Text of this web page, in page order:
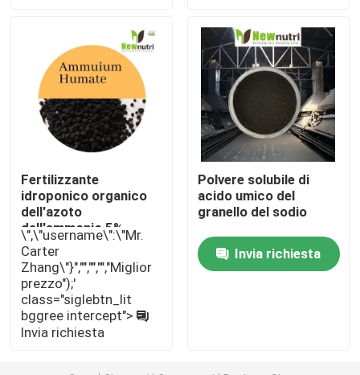
Fertilizzante dell'umato del potassio
Fertilizzante della polvere dell'estratto dell'alga
Acido umico del sodio
Polvere composta dell'aminoacido
Fertilizzante di acido umico
Fertilizzante
idroponico organico
dell'azoto
dell'ammonio 5%
\",\"username\":\"Mr.
Carter
Zhang\"}","","","","Miglior
prezzo");'
class="siglebtn_lit
bggree intercept">
Invia richiesta
Polvere solubile di
acido umico del
granello del sodio
Invia richiesta